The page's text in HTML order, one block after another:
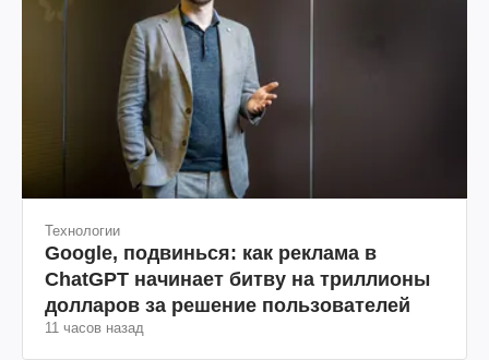
Технологии
Google, подвинься: как реклама в
ChatGPT начинает битву на триллионы
долларов за решение пользователей
11 часов назад